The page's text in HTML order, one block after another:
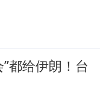
都给伊朗！台